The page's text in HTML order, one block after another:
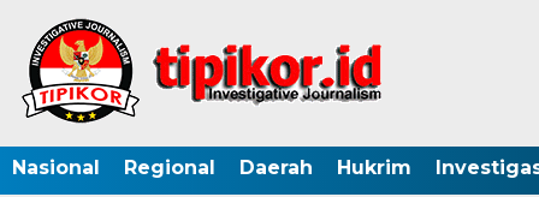
Nasional Regional Daerah Hukrim